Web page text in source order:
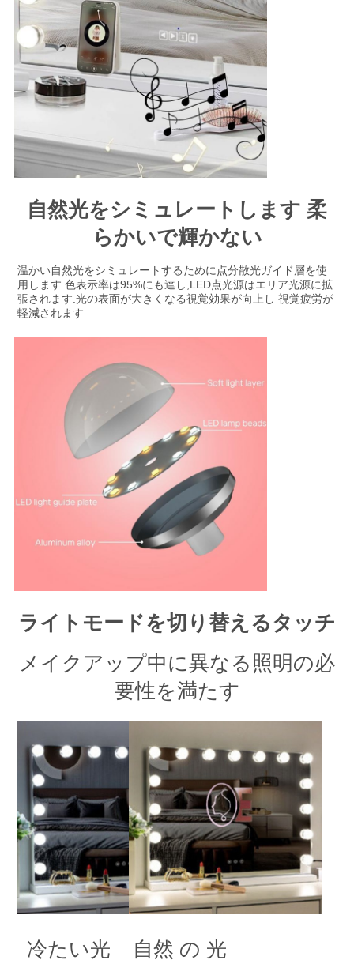
自然光をシミュレートします 柔
らかいで輝かない
温かい自然光をシミュレートするために点分散光ガイド層を使
用します.色表示率は95%にも達し,LED点光源はエリア光源に拡
張されます.光の表面が大きくなる視覚効果が向上し 視覚疲労が
軽減されます
ライトモードを切り替えるタッチ
メイクアップ中に異なる照明の必
要性を満たす
冷たい光 自然 の 光